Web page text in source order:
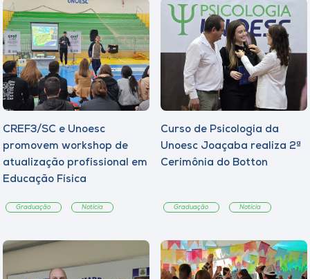
CREF3/SC e Unoesc
promovem workshop de
atualização profissional em
Educação Física
Graduação Notícia
Curso de Psicologia da
Unoesc Joaçaba realiza 2ª
Cerimônia do Botton
Graduação Notícia